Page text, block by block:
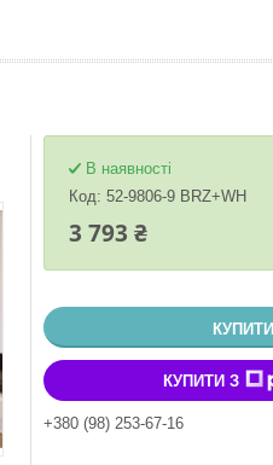
В наявності
Код: 52-9806-9 BRZ+WH
3 793 ₴
КУПИТИ
КУПИТИ З
+380 (98) 253-67-16